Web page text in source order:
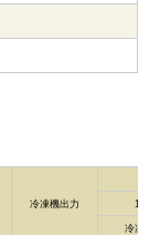
冷凍機出力
冷凍